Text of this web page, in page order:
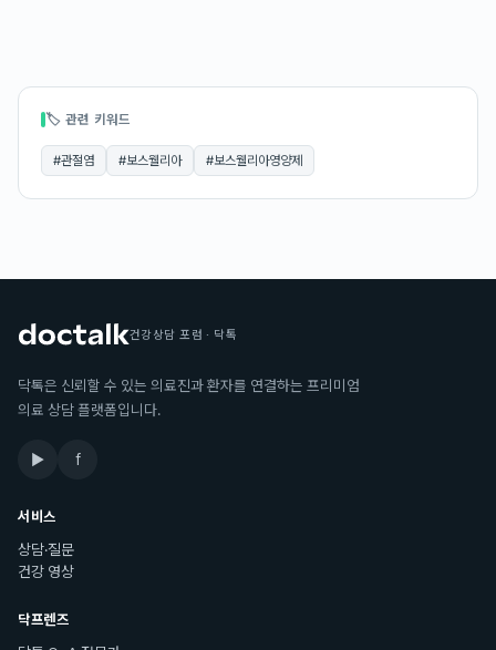
🏷 관련 키워드
#관절염 #보스웰리아 #보스웰리아영양제
건강상담 포럼 · 닥톡
닥톡은 신뢰할 수 있는 의료진과 환자를 연결하는 프리미엄
의료 상담 플랫폼입니다.
▶ f
서비스
상담·질문
건강 영상
닥프렌즈